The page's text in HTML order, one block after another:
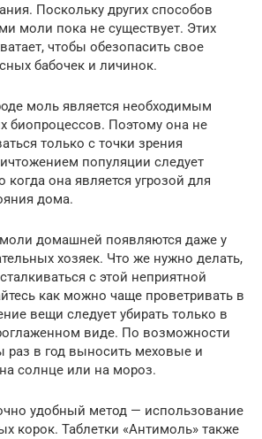
Поскольку других способов
моли пока не существует. Этих
чтобы обезопасить свое
бабочек и личинок.
моль является необходимым
биопроцессов. Поэтому она не
только с точки зрения
популяции следует
когда она является угрозой для
дома.
домашней появляются даже у
хозяек. Что же нужно делать,
с этой неприятной
как можно чаще проветривать в
вещи следует убирать только в
виде. По возможности
раз в год выносить меховые и
солнце или на мороз.
удобный метод — использование
корок. Таблетки «Антимоль» также